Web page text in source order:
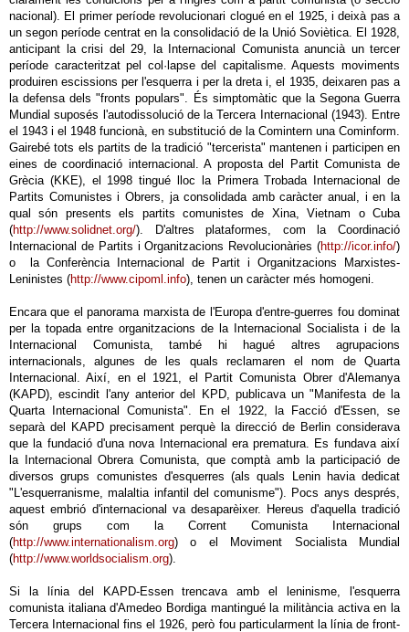
nacional). El primer període revolucionari clogué en el 1925, i deixà pas a
un segon període centrat en la consolidació de la Unió Soviètica. El 1928,
anticipant la crisi del 29, la Internacional Comunista anuncià un tercer
període caracteritzat pel col·lapse del capitalisme. Aquests moviments
produiren escissions per l'esquerra i per la dreta i, el 1935, deixaren pas a
la defensa dels "fronts populars". És simptomàtic que la Segona Guerra
Mundial suposés l'autodissolució de la Tercera Internacional (1943). Entre
el 1943 i el 1948 funcionà, en substitució de la Comintern una Cominform.
Gairebé tots els partits de la tradició "tercerista" mantenen i participen en
eines de coordinació internacional. A proposta del Partit Comunista de
Grècia (KKE), el 1998 tingué lloc la Primera Trobada Internacional de
Partits Comunistes i Obrers, ja consolidada amb caràcter anual, i en la
qual són presents els partits comunistes de Xina, Vietnam o Cuba
(http://www.solidnet.org/). D'altres plataformes, com la Coordinació
Internacional de Partits i Organitzacions Revolucionàries (http://icor.info/)
o la Conferència Internacional de Partit i Organitzacions Marxistes-
Leninistes (http://www.cipoml.info), tenen un caràcter més homogeni.
Encara que el panorama marxista de l'Europa d'entre-guerres fou dominat
per la topada entre organitzacions de la Internacional Socialista i de la
Internacional Comunista, també hi hagué altres agrupacions
internacionals, algunes de les quals reclamaren el nom de Quarta
Internacional. Així, en el 1921, el Partit Comunista Obrer d'Alemanya
(KAPD), escindit l'any anterior del KPD, publicava un "Manifesta de la
Quarta Internacional Comunista". En el 1922, la Facció d'Essen, se
separà del KAPD precisament perquè la direcció de Berlin considerava
que la fundació d'una nova Internacional era prematura. Es fundava així
la Internacional Obrera Comunista, que comptà amb la participació de
diversos grups comunistes d'esquerres (als quals Lenin havia dedicat
"L'esquerranisme, malaltia infantil del comunisme"). Pocs anys després,
aquest embrió d'internacional va desaparèixer. Hereus d'aquella tradició
són grups com la Corrent Comunista Internacional
(http://www.internationalism.org) o el Moviment Socialista Mundial
(http://www.worldsocialism.org).
Si la línia del KAPD-Essen trencava amb el leninisme, l'esquerra
comunista italiana d'Amedeo Bordiga mantingué la militància activa en la
Tercera Internacional fins el 1926, però fou particularment la línia de front-